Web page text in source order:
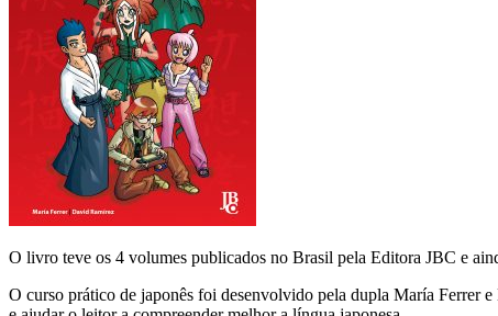
O livro teve os 4 volumes publicados no Brasil pela Editora JBC e
O curso prático de japonês foi desenvolvido pela dupla María Ferrer